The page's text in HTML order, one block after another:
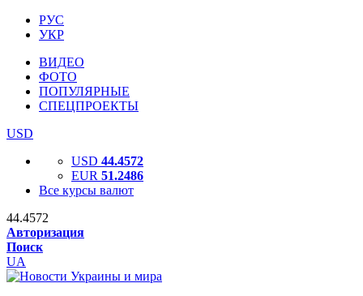
РУС
УКР
ВИДЕО
ФОТО
ПОПУЛЯРНЫЕ
СПЕЦПРОЕКТЫ
USD
USD 44.4572
EUR 51.2486
Все курсы валют
44.4572
Авторизация
Поиск
UA